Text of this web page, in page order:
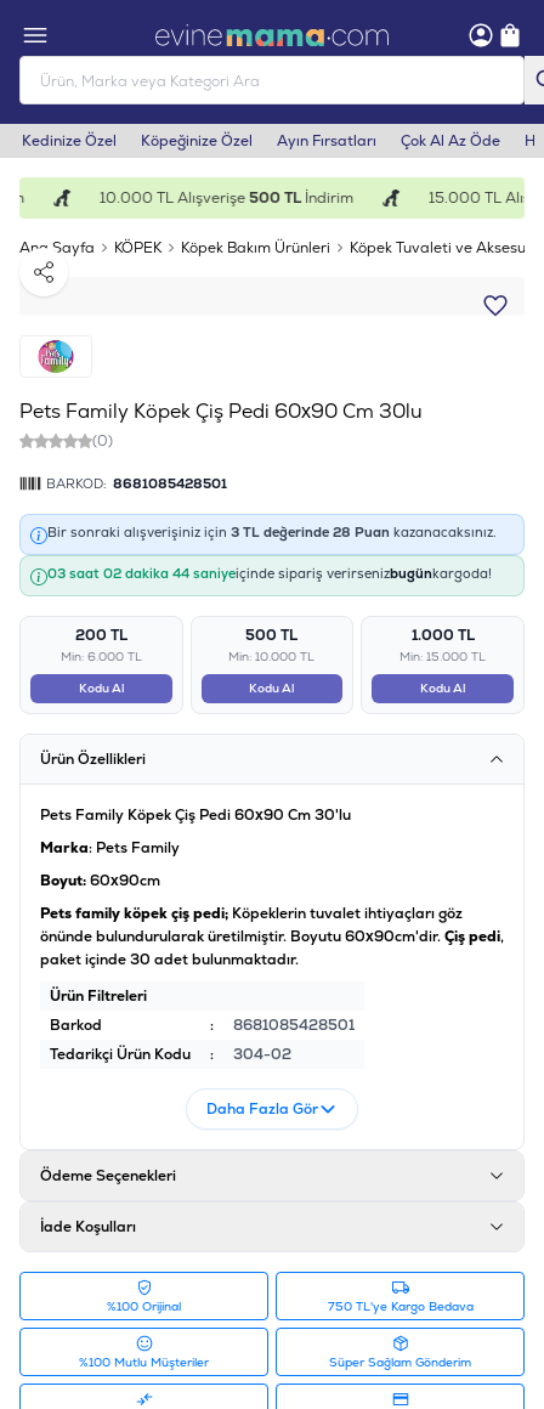
Kedinize Özel Köpeğinize Özel Ayın Fırsatları Çok Al Az Öde
10.000 TL Alışverişe500 TLİndirim 15.000 TL
Ana Sayfa KÖPEK Köpek Bakım Ürünleri
Köpek Tuvaleti ve
Paylaş
Pets Family Köpek Çiş Pedi 60x90 Cm 30lu
(0)
BARKOD: 8681085428501
Bir sonraki alışverişiniz için 3 TL değerinde 28 Puan kazanacaksınız.
03 saat 02 dakika 44 saniyeiçinde sipariş verirsenizbugünkargoda!
200 TL
Min: 6.000 TL
Kodu Al
500 TL
Min: 10.000 TL
Kodu Al
1.000 TL
Min: 15.000 TL
Kodu Al
Ürün Özellikleri
Pets Family Köpek Çiş Pedi 60x90 Cm 30'lu
Marka: Pets Family
Boyut:60x90cm
Pets family köpek çiş pedi; Köpeklerin tuvalet ihtiyaçları göz
önünde bulundurularak üretilmiştir. Boyutu 60x90cm'dir.Çiş pedi,
paket içinde 30 adet bulunmaktadır.
Ürün Filtreleri
Barkod
:
8681085428501
Tedarikçi Ürün Kodu
: 304-02
Daha Fazla Gör
Ödeme Seçenekleri
İade Koşulları
%100 Orijinal 750 TL'ye Kargo Bedava
%100 Mutlu Müşteriler Süper Sağlam Gönderim